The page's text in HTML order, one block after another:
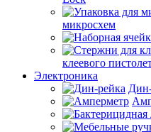
микросхем
клеевого
Электроника